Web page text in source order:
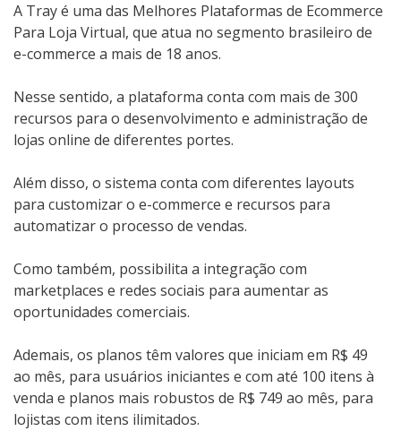
A Tray é uma das Melhores Plataformas de Ecommerce
Para Loja Virtual, que atua no segmento brasileiro de
e-commerce a mais de 18 anos.
Nesse sentido, a plataforma conta com mais de 300
recursos para o desenvolvimento e administração de
lojas online de diferentes portes.
Além disso, o sistema conta com diferentes layouts
para customizar o e-commerce e recursos para
automatizar o processo de vendas.
Como também, possibilita a integração com
marketplaces e redes sociais para aumentar as
oportunidades comerciais.
Ademais, os planos têm valores que iniciam em R$ 49
ao mês, para usuários iniciantes e com até 100 itens à
venda e planos mais robustos de R$ 749 ao mês, para
lojistas com itens ilimitados.